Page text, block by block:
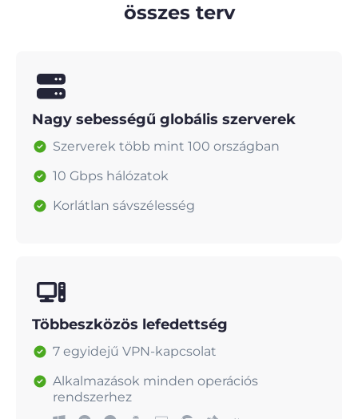
összes terv
Nagy sebességű globális szerverek
Szerverek több mint 100 országban
10 Gbps hálózatok
Korlátlan sávszélesség
Többeszközös lefedettség
7 egyidejű VPN-kapcsolat
Alkalmazások minden operációs
rendszerhez